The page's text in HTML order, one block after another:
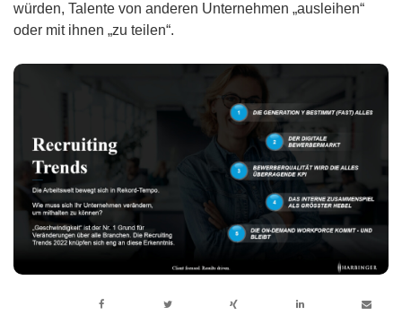
würden, Talente von anderen Unternehmen „ausleihen“
oder mit ihnen „zu teilen“.